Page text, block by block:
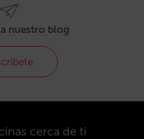
nuestro blog
cerca de ti